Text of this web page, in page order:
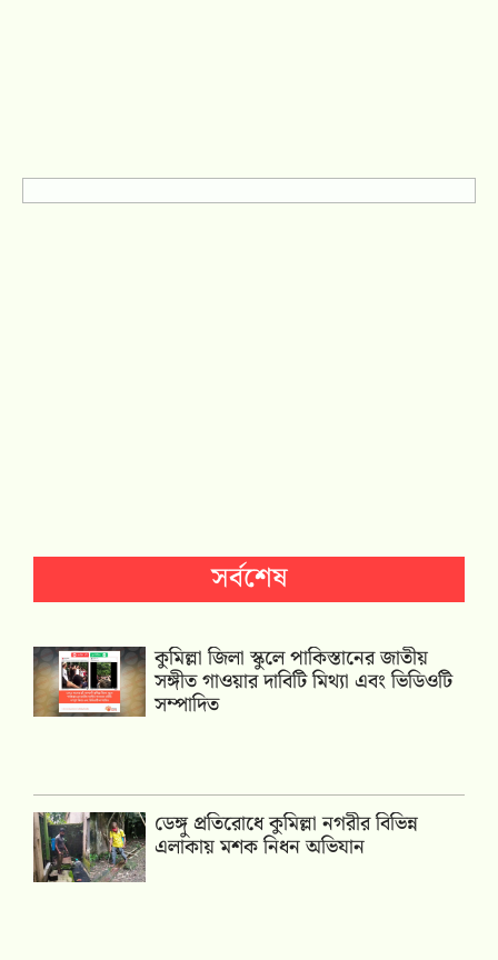
সর্বশেষ
কুমিল্লা জিলা স্কুলে পাকিস্তানের জাতীয়
সঙ্গীত গাওয়ার দাবিটি মিথ্যা এবং ভিডিওটি
সম্পাদিত
ডেঙ্গু প্রতিরোধে কুমিল্লা নগরীর বিভিন্ন
এলাকায় মশক নিধন অভিযান